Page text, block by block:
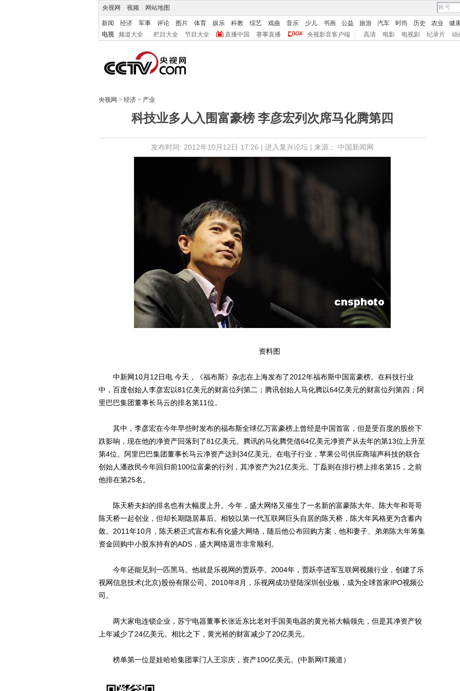
央视网 视频 网站地图
新闻 经济 军事 评论 图片 体育 娱乐 科教 综艺 戏曲 音乐 少儿 书画 公益 旅游 汽车 时尚 历史 农业
健
电视
频道大全 栏目大全 节目大全 直播中国 赛事直播 央视影音客户端 高清 电影 电视剧 纪录片 动
央视网 > 经济 > 产业
科技业多人入围富豪榜 李彦宏列次席马化腾第四
发布时间: 2012年10月12日 17:26 | 进入复兴论坛| 来源： 中国新闻网
资料图
中新网10月12日电 今天，《福布斯》杂志在上海发布了2012年福布斯中国富豪榜。在科技行业
中，百度创始人李彦宏以81亿美元的财富位列第二；腾讯创始人马化腾以64亿美元的财富位列第四；阿
里巴巴集团董事长马云的排名第11位。
其中，李彦宏在今年早些时发布的福布斯全球亿万富豪榜上曾经是中国首富，但是受百度的股价下
跌影响，现在他的净资产回落到了81亿美元。腾讯的马化腾凭借64亿美元净资产从去年的第13位上升至
第4位。阿里巴巴集团董事长马云净资产达到34亿美元。在电子行业，苹果公司供应商瑞声科技的联合
创始人潘政民今年回归前100位富豪的行列，其净资产为21亿美元。丁磊则在排行榜上排名第15，之前
他排在第25名。
陈天桥夫妇的排名也有大幅度上升。今年，盛大网络又催生了一名新的富豪陈大年。陈大年和哥哥
陈天桥一起创业，但却长期隐居幕后。相较以第一代互联网巨头自居的陈天桥，陈大年风格更为含蓄内
敛。2011年10月，陈天桥正式宣布私有化盛大网络，随后他公布回购方案，他和妻子、弟弟陈大年筹集
资金回购中小股东持有的ADS，盛大网络退市非常顺利。
今年还能见到一匹黑马。他就是乐视网的贾跃亭。2004年，贾跃亭进军互联网视频行业，创建了乐
视网信息技术(北京)股份有限公司。2010年8月，乐视网成功登陆深圳创业板，成为全球首家IPO视频公
司。
两大家电连锁企业，苏宁电器董事长张近东比老对手国美电器的黄光裕大幅领先，但是其净资产较
上年减少了24亿美元。相比之下，黄光裕的财富减少了20亿美元。
榜单第一位是娃哈哈集团掌门人王宗庆，资产100亿美元。(中新网IT频道）